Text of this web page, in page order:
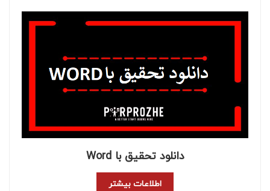
دانلود تحقیق با Word
اطلاعات بیشتر